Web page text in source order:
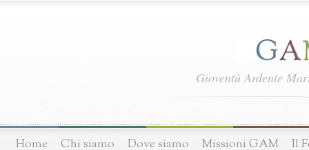
Gioventù Ardente
Home Chi siamo Dove siamo Missioni GAM Il